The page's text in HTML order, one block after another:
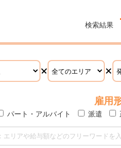
検索結果
雇用
パート・アルバイト 派遣